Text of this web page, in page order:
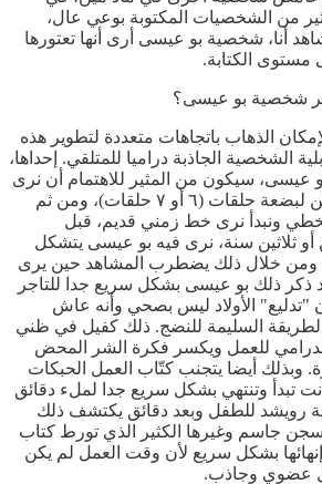
من الشخصيات المكتوبة بوعي عال،
أنا، شخصية بو عيسى أرى أنها تعتورها
مستوى الكتابة.
شخصية بو عيسى؟
الذهاب باتجاهات متعددة لتطوير هذه
الشخصية الجاذبة دراميا للمتلقي. إحداها،
عيسى، سيكون من المثير للاهتمام أن نرى
بو عيسى كما رأيناه ولكن لبضعة حلقات (٦ أو ٧ حلقات)، ومن ثم
ونبدأ نرى خط زمني قديم، قبل
أو ثلاثين سنة، نرى فيه بو عيسى يتشكل
ومن خلال ذلك يضطرب المشاهد حين يرى
ذلك بو عيسى بشكل سريع جدا للتاجر
"تدليع" الأولاد ليس بصحي وأنه عاش
السليمة للنضج. ذلك كفيل في ظني
للعمل ويكسر فكرة الشر المحض
وبذلك أيضا يتجنب كتّاب العمل الحبكات
تبدأ وتنتهي بشكل سريع جدا لملء دقائق
رويشد للطفل وبعد دقائق يكتشف ذلك
سجن جاسم وغيرها الكثير الذي تورط كتاب
إنهائها بشكل سريع لأن وقت العمل لم يكن
عضوي وجاذب.